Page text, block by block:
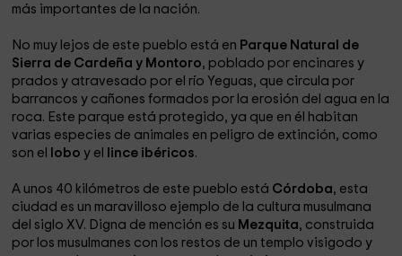
más importantes de la nación.
No muy lejos de este pueblo está en Parque Natural de
Sierra de Cardeña y Montoro, poblado por encinares y
prados y atravesado por el río Yeguas, que circula por
barrancos y cañones formados por la erosión del agua en la
roca. Este parque está protegido, ya que en él habitan
varias especies de animales en peligro de extinción, como
son el
lobo y el lince ibéricos.
A unos 40 kilómetros de este pueblo está Córdoba, esta
ciudad es un maravilloso ejemplo de la cultura musulmana
del siglo XV. Digna de mención es su Mezquita, construida
por los musulmanes con los restos de un templo visigodo y